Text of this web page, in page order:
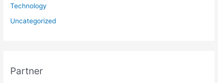
Technology
Uncategorized
Partner